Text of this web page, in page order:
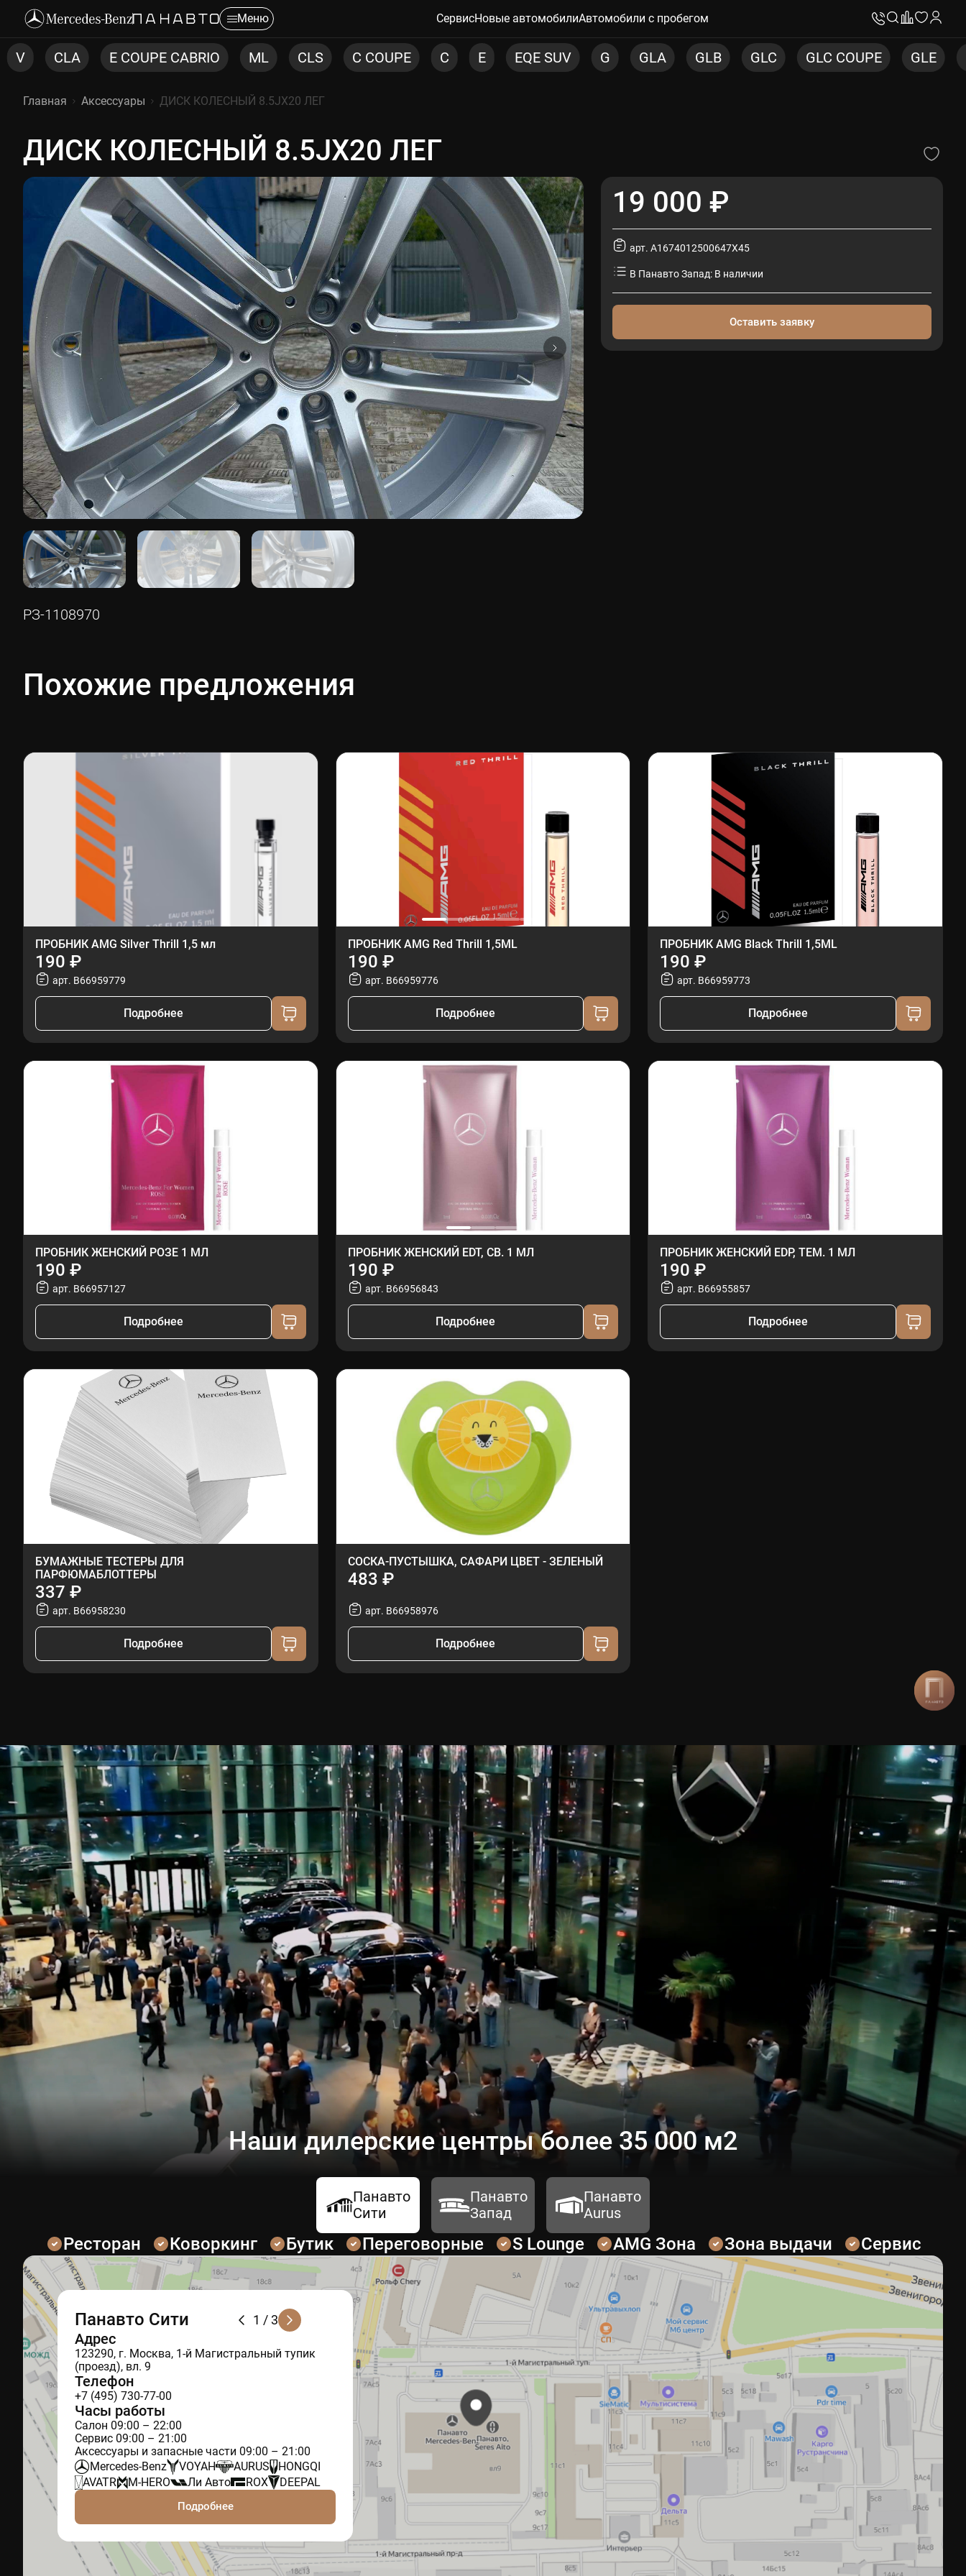
Меню СервисНовые автомобилиАвтомобили с пробегом
COUPE CABRIO ML CLS C COUPE C E EQE SUV G GLA GLB GLC GLC COUPE GLE GLE COUPE
Главная Аксессуары ДИСК КОЛЕСНЫЙ 8.5JX20 ЛЕГ
ДИСК КОЛЕСНЫЙ 8.5JX20 ЛЕГ
ДИСК КОЛЕСНЫЙ 8.5JX20 ЛЕГ
19 000 ₽
арт. A1674012500647X45
В Панавто Запад: В наличии
Оставить заявку
РЗ-1108970
Похожие предложения
ПРОБНИК AMG Silver Thrill 1,5 мл
190 ₽
арт. B66959779
Подробнее
ПРОБНИК AMG Red Thrill 1,5ML
190 ₽
арт. B66959776
Подробнее
ПРОБНИК AMG Black Thrill 1,5ML
190 ₽
арт. B66959773
Подробнее
ПРОБНИК ЖЕНСКИЙ РОЗЕ 1 МЛ
190 ₽
арт. B66957127
Подробнее
ПРОБНИК ЖЕНСКИЙ EDT, СВ. 1 МЛ
190 ₽
арт. B66956843
Подробнее
ПРОБНИК ЖЕНСКИЙ EDP, ТЕМ. 1 МЛ
190 ₽
арт. B66955857
Подробнее
БУМАЖНЫЕ ТЕСТЕРЫ ДЛЯ
ПАРФЮМАБЛОТТЕРЫ
337 ₽
арт. B66958230
Подробнее
СОСКА-ПУСТЫШКА, САФАРИ ЦВЕТ - ЗЕЛЕНЫЙ
483 ₽
арт. B66958976
Подробнее
Наши дилерские центры более 35 000 м2
Панавто
Сити
Панавто
Запад
Панавто
Aurus
Ресторан Коворкинг Бутик Переговорные S Lounge AMG Зона Зона выдачи Сервис
1 / 3
Панавто Сити
Адрес
123290, г. Москва, 1-й Магистральный тупик
(проезд), вл. 9
Телефон
+7 (495) 730-77-00
Часы работы
Салон 09:00 – 22:00
Сервис 09:00 – 21:00
Аксессуары и запасные части 09:00 – 21:00
Mercedes-Benz
VOYAH AURUS
HONGQI
AVATR
M-HERO Ли Авто ROX DEEPAL
Подробнее